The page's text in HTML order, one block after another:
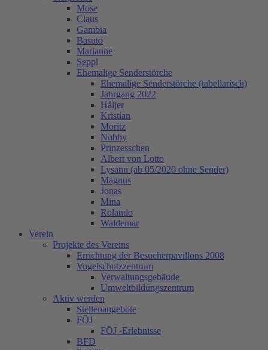
Mose
Claus
Gambia
Basuto
Marianne
Seppl
Ehemalige Senderstörche
Ehemalige Senderstörche (tabellarisch)
Jahrgang 2022
Håljer
Kristian
Moritz
Nobby
Prinzesschen
Albert von Lotto
Lysann (ab 05/2020 ohne Sender)
Magnus
Jonas
Mina
Rolando
Waldemar
Verein
Projekte des Vereins
Errichtung der Besucherpavillons 2008
Vogelschutzzentrum
Verwaltungsgebäude
Umweltbildungszentrum
Aktiv werden
Stellenangebote
FÖJ
FÖJ -Erlebnisse
BFD